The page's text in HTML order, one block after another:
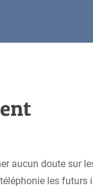
aucun doute sur
les futurs